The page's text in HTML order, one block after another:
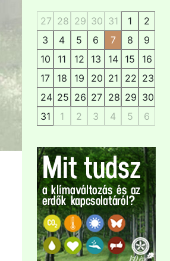
27 28 29 30 31 1
2
3
4 5 6 7 8
9
10
11 12 13 14 15
16
17
18 19 20 21 22 23
24 25 26 27 28 29 30
31
1 2 3 4 5 6